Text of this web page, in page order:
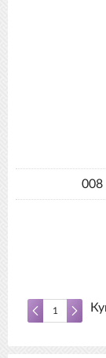
008